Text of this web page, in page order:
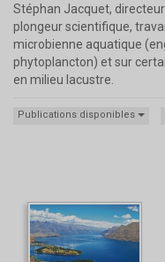
Stéphan Jacquet,
plongeur scientifique,
microbienne aquatique
phytoplancton) et sur
en milieu lacustre.
Publications disponibles